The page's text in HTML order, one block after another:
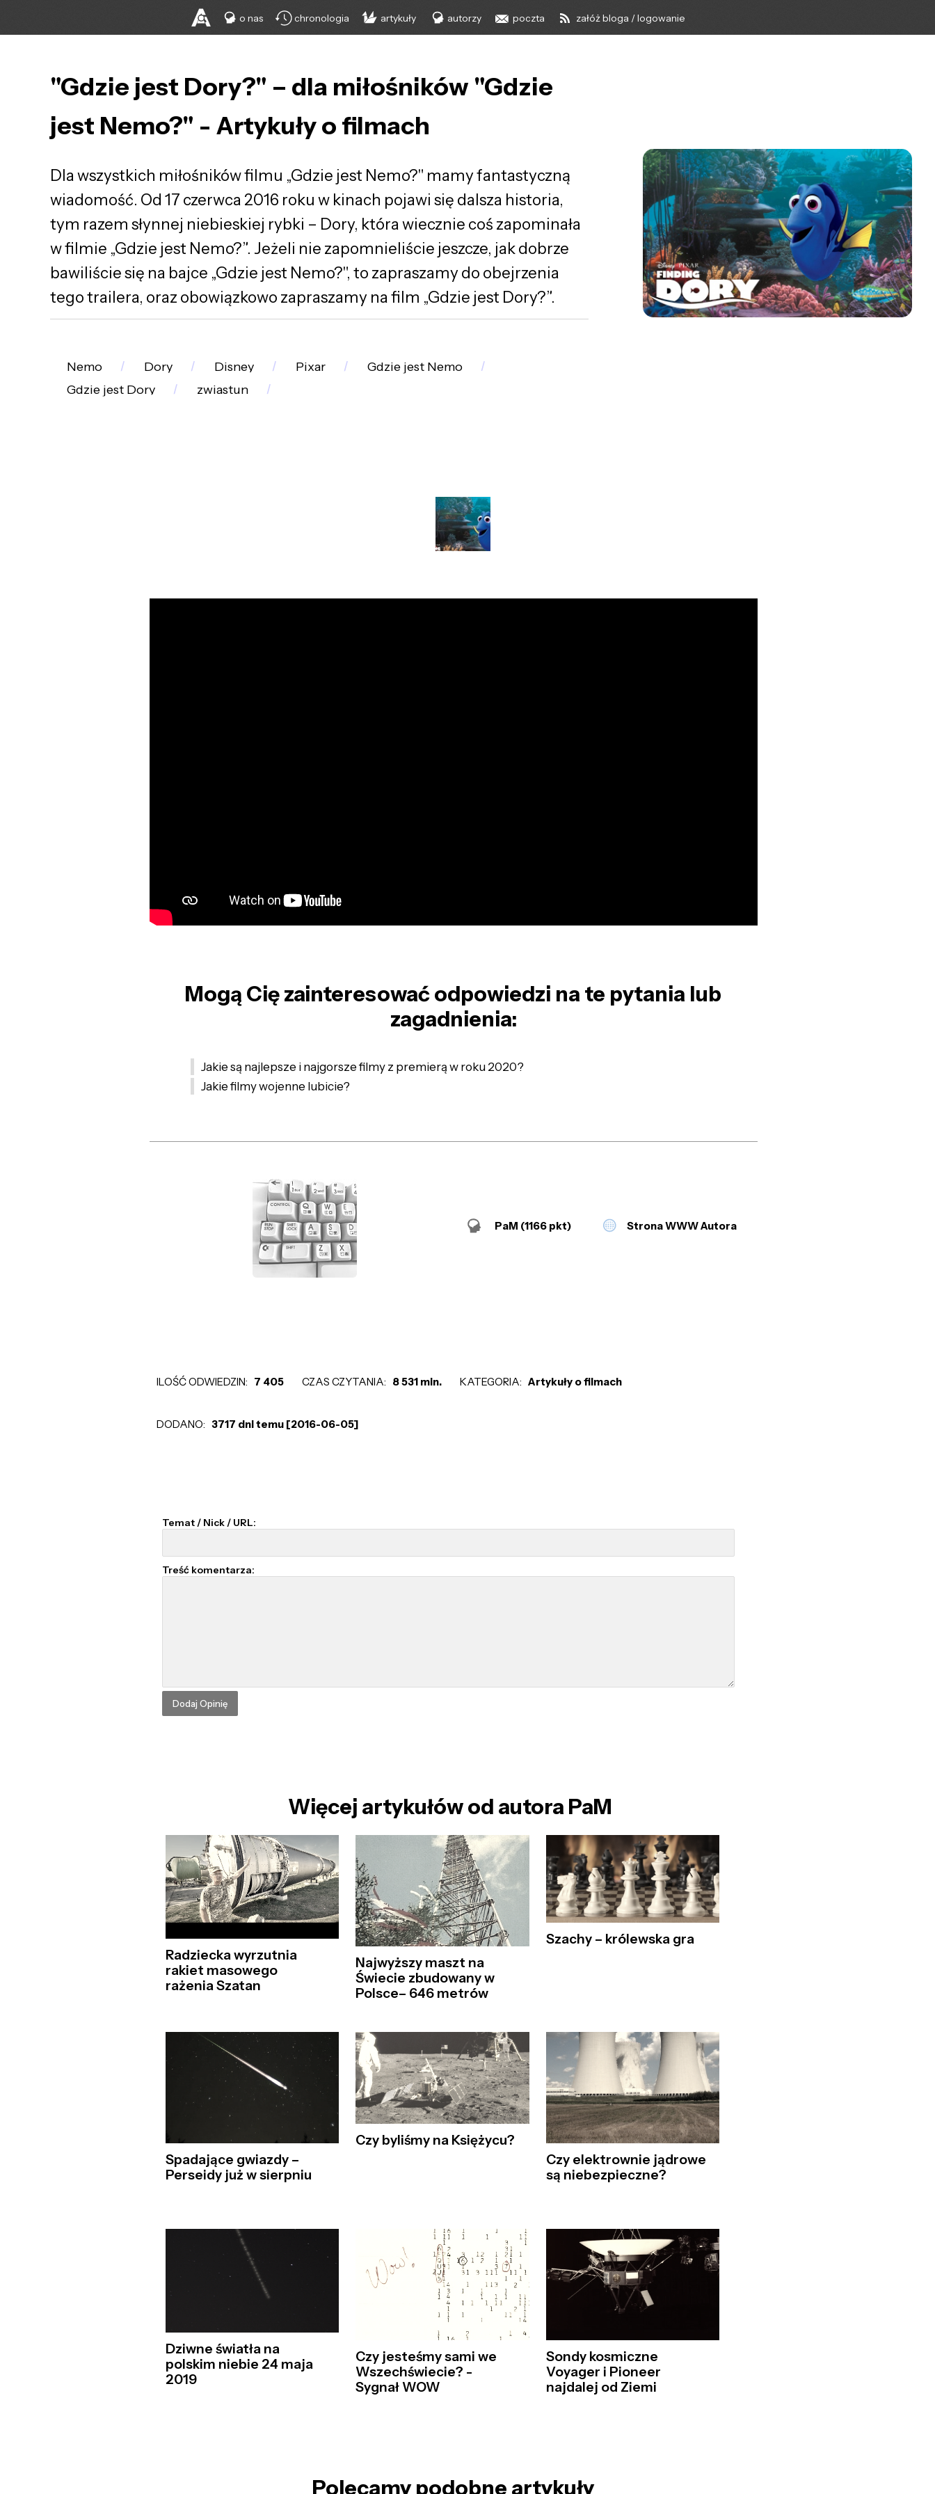
o nas chronologia artykuły autorzy poczta załóż bloga / logowanie
"Gdzie jest Dory?" – dla miłośników "Gdzie
jest Nemo?" - Artykuły o filmach
Dla wszystkich miłośników filmu „Gdzie jest Nemo?" mamy fantastyczną
wiadomość. Od 17 czerwca 2016 roku w kinach pojawi się dalsza historia,
tym razem słynnej niebieskiej rybki – Dory, która wiecznie coś zapominała
w filmie „Gdzie jest Nemo?”. Jeżeli nie zapomnieliście jeszcze, jak dobrze
bawiliście się na bajce „Gdzie jest Nemo?", to zapraszamy do obejrzenia
tego trailera, oraz obowiązkowo zapraszamy na film „Gdzie jest Dory?”.
Nemo Dory Disney Pixar
Gdzie jest Nemo
Gdzie jest Dory
zwiastun
Mogą Cię zainteresować odpowiedzi na te pytania lub
zagadnienia:
Jakie są najlepsze i najgorsze filmy z premierą w roku 2020?
Jakie filmy wojenne lubicie?
PaM (1166 pkt) Strona WWW Autora
ILOŚĆ ODWIEDZIN: 7 405 CZAS CZYTANIA: 8 531 min. KATEGORIA: Artykuły o filmach
DODANO: 3717 dni temu [2016-06-05]
Temat / Nick / URL:
Treść komentarza:
Więcej artykułów od autora PaM
Radziecka wyrzutnia
rakiet masowego
rażenia Szatan
Najwyższy maszt na
Świecie zbudowany w
Polsce– 646 metrów
Szachy – królewska gra
Spadające gwiazdy –
Perseidy już w sierpniu
Czy byliśmy na Księżycu?
Czy elektrownie jądrowe
są niebezpieczne?
Dziwne światła na
polskim niebie 24 maja
2019
Czy jesteśmy sami we
Wszechświecie? -
Sygnał WOW
Sondy kosmiczne
Voyager i Pioneer
najdalej od Ziemi
Polecamy podobne artykuły